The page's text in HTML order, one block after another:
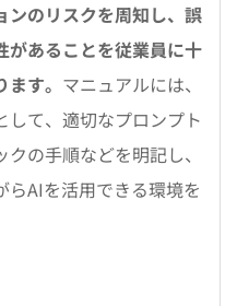
ンのリスクを周知し、誤
があることを従業員に十
す。 マニュアルには、
して、適切なプロンプト
の手順などを明記し、
AIを活用できる環境を